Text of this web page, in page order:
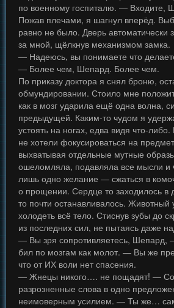
по военному госпиталю. — Входите,
Пожав плечами, я шагнул вперёд.
равно не было. Дверь автоматически
за мной, щёлкнув механизмом замка.
— Надеюсь, вы понимаете что
— Более чем, Шепард. Более чем.
По приказу доктора я снял броню,
обмундировании. Стоило мне
как в мозг ударила ещё одна волна,
предыдущей. Каким-то чудом я
устоять на ногах, едва видя что-либо.
не хотели фокусироваться на
выхватывая отдельные мутные
ошеломляла, подавляла все мысли и
лишь одно желание — сжаться в
о прощении. Сердце то заходилось в
то почти останавливалось. Животный
холодеть всё тело. Стиснув зубы до
из последних сил, не пытаясь даже
— Вы зря сопротивляетесь, Шепард,
бил по мозгам как молот. — Вы же
что от ИХ воли нет спасения.
— Жнецы никого…. не пощадят! —
разрозненные слова в одно
неимоверным усилием. — Ты же…